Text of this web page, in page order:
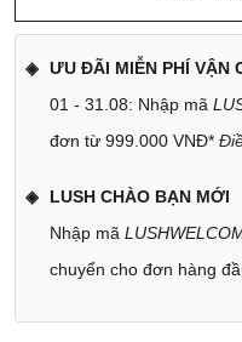
ƯU ĐÃI MIỄN PHÍ VẬN
01 - 31.08: Nhập mã
đơn từ 999.000 VNĐ*
LUSH CHÀO BẠN MỚI
Nhập mã
chuyển cho đơn hàng